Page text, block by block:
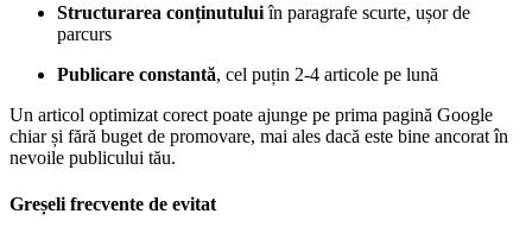
Structurarea conținutuluiîn paragrafe scurte, ușor de
parcurs
Publicare constantă, cel puțin 2-4 articole pe lună
Un articol optimizat corect poate ajunge pe prima pagină Google
chiar și fără buget de promovare, mai ales dacă este bine ancorat în
nevoile publicului tău.
Greșeli frecvente de evitat